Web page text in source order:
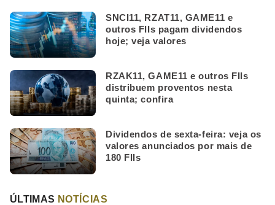
SNCI11, RZAT11, GAME11 e
outros FIIs pagam dividendos
hoje; veja valores
RZAK11, GAME11 e outros FIIs
distribuem proventos nesta
quinta; confira
Dividendos de sexta-feira: veja os
valores anunciados por mais de
180 FIIs
ÚLTIMAS NOTÍCIAS